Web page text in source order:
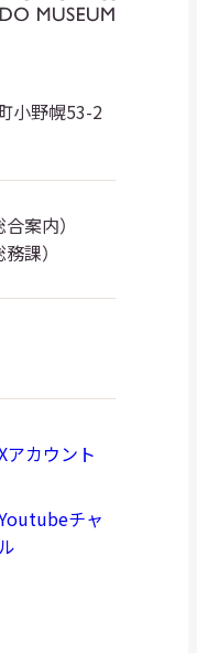
小野幌53-2
案内）
課）
アカウント
チャ